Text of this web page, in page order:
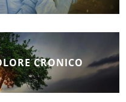
CRONICO